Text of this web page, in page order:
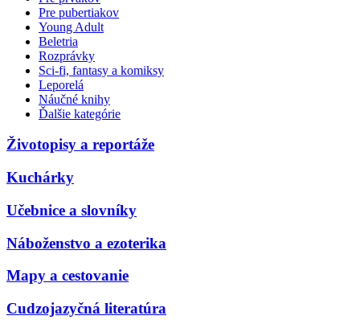
Pre pubertiakov
Young Adult
Beletria
Rozprávky
Sci-fi, fantasy a komiksy
Leporelá
Náučné knihy
Ďalšie kategórie
Životopisy a reportáže
Kuchárky
Učebnice a slovníky
Náboženstvo a ezoterika
Mapy a cestovanie
Cudzojazyčná literatúra